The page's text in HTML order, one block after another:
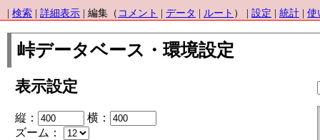
検索 詳細表示 | 編集（ コメント データ ルート ） | 設定 統計 使
峠データベース・環境設定
表示設定
縦：
横：
ズーム：